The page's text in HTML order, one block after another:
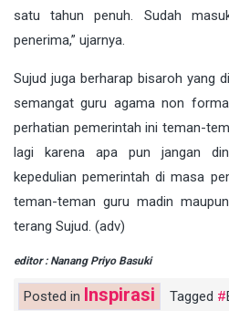
satu tahun penuh. Sudah
penerima,” ujarnya.
Sujud juga berharap bisaroh yang
semangat guru agama non
perhatian pemerintah ini teman-
lagi karena apa pun jangan
kepedulian pemerintah di masa
teman-teman guru madin
terang Sujud. (adv)
editor : Nanang Priyo Basuki
Posted in Inspirasi Tagged